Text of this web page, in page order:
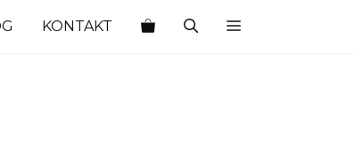
KONTAKT